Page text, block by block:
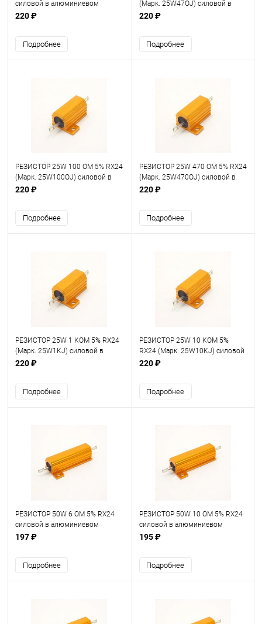
силовой в алюминиевом
корпусе
220 ₽
Подробнее
(Марк. 25W47OJ) силовой в
алюминиевом корпусе
220 ₽
Подробнее
РЕЗИСТОР 25W 100 OM 5% RX24
(Марк. 25W100OJ) силовой в
алюминиевом корпусе
220 ₽
Подробнее
РЕЗИСТОР 25W 470 OM 5% RX24
(Марк. 25W470OJ) силовой в
алюминиевом корпусе
220 ₽
Подробнее
РЕЗИСТОР 25W 1 KOM 5% RX24
(Марк. 25W1KJ) силовой в
алюминиевом корпусе
220 ₽
Подробнее
РЕЗИСТОР 25W 10 KOM 5%
RX24 (Марк. 25W10KJ) силовой
в алюминиевом корпусе
220 ₽
Подробнее
РЕЗИСТОР 50W 6 OM 5% RX24
силовой в алюминиевом
корпусе
197 ₽
Подробнее
РЕЗИСТОР 50W 10 OM 5% RX24
силовой в алюминиевом
корпусе
195 ₽
Подробнее